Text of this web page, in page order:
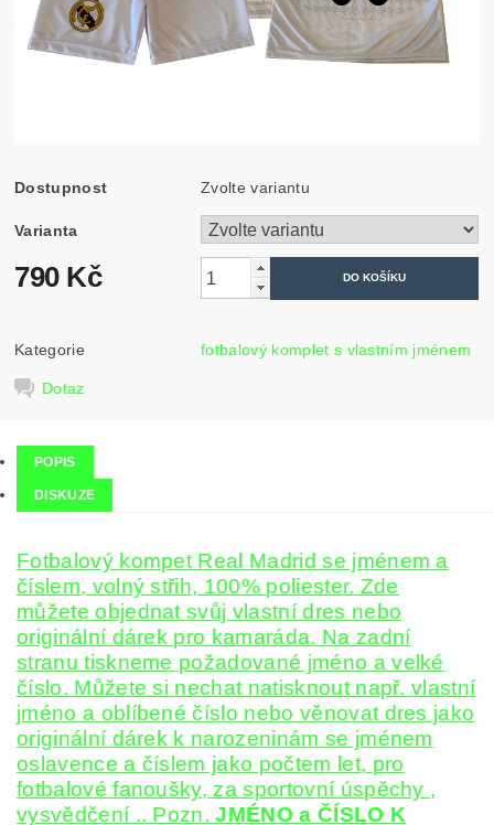
Dostupnost Zvolte variantu
Varianta
790 Kč
Kategorie fotbalový komplet s vlastním jménem
Dotaz
POPIS
DISKUZE
Fotbalový kompet Real Madrid se jménem a
číslem, volný střih, 100% poliester. Zde
můžete objednat svůj vlastní dres nebo
originální dárek pro kamaráda. Na zadní
stranu tiskneme požadované jméno a velké
číslo. Můžete si nechat natisknout např. vlastní
jméno a oblíbené číslo nebo věnovat dres jako
originální dárek k narozeninám se jménem
oslavence a číslem jako počtem let, pro
fotbalové fanoušky, za sportovní úspěchy ,
vysvědčení .. Pozn.JMÉNO a ČÍSLO K